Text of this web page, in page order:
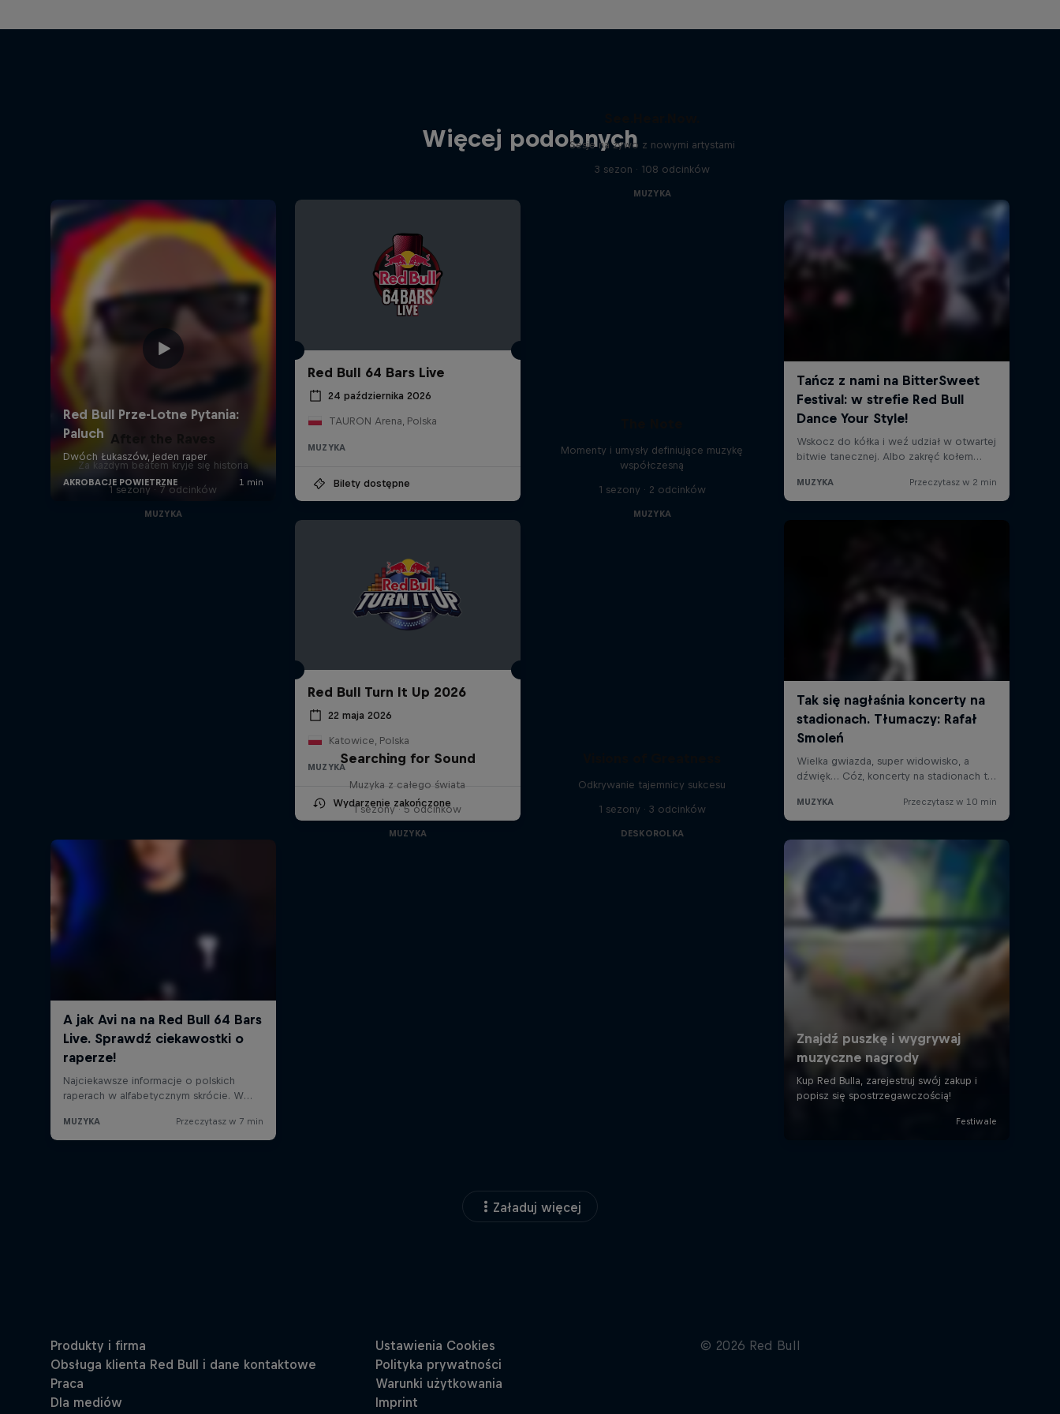
Więcej podobnych
Red Bull 64 Bars Live
24 października 2026
TAURON Arena, Polska
MUZYKA
Bilety dostępne
Sesje na żywo z nowymi artystami
3 sezon · 108 odcinków
MUZYKA
After the Raves
Za każdym beatem kryje się historia
1 sezony · 7 odcinków
MUZYKA
Red Bull Turn It Up 2026
22 maja 2026
Katowice, Polska
MUZYKA
Wydarzenie zakończone
Momenty i umysły definiujące muzykę
współczesną
1 sezony · 2 odcinków
MUZYKA
Searching for Sound
Muzyka z całego świata
1 sezony · 5 odcinków
MUZYKA
Odkrywanie tajemnicy sukcesu
1 sezony · 3 odcinków
DESKOROLKA
Załaduj więcej